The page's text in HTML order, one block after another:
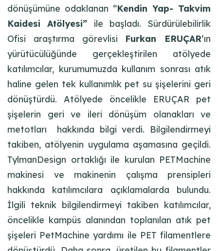
dönüşümüne odaklanan “Kendin Yap- Takvim
Kaidesi Atölyesi” ile başladı. Sürdürülebilirlik
Ofisi araştırma görevlisi Furkan ERUÇAR‘ın
yürütücülüğünde gerçekleştirilen atölyede
katılımcılar, kurumumuzda kullanım sonrası atık
haline gelen tek kullanımlık pet su şişelerini geri
dönüştürdü. Atölyede öncelikle ERUÇAR pet
şişelerin geri ve ileri dönüşüm olanakları ve
metotları hakkında bilgi verdi. Bilgilendirmeyi
takiben, atölyenin uygulama aşamasına geçildi.
TylmanDesign ortaklığı ile kurulan PETMachine
makinesi ve makinenin çalışma prensipleri
hakkında katılımcılara açıklamalarda bulundu.
İlgili teknik bilgilendirmeyi takiben katılımcılar,
öncelikle kampüs alanından toplanılan atık pet
şişeleri PetMachine yardımı ile PET filamentlere